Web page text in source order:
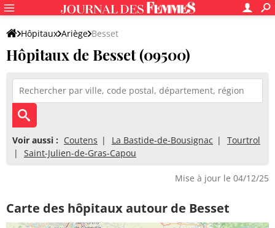
Hôpitaux Ariège Besset
Hôpitaux de Besset (09500)
Voir aussi : Coutens La Bastide-de-Bousignac
Tourtrol
Saint-Julien-de-Gras-Capou
Mise à jour le 04/12/25
Carte des hôpitaux autour de Besset